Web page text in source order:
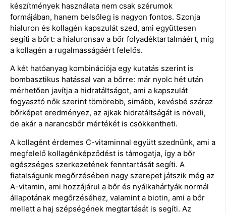
készítmények használata nem csak szérumok
formájában, hanem belsőleg is nagyon fontos. Szonja
hialuron és kollagén kapszulát szed, ami együttesen
segíti a bőrt: a hialuronsav a bőr folyadéktartalmáért, míg
a kollagén a rugalmasságáért felelős.
A két hatóanyag kombinációja egy kutatás szerint is
bombasztikus hatással van a bőrre: már nyolc hét után
mérhetően javítja a hidratáltságot, ami a kapszulát
fogyasztó nők szerint tömörebb, simább, kevésbé száraz
bőrképet eredményez, az ajkak hidratáltságát is növeli,
de akár a narancsbőr mértékét is csökkentheti.
A kollagént érdemes C-vitaminnal együtt szednünk, ami a
megfelelő kollagénképződést is támogatja, így a bőr
egészséges szerkezetének fenntartását segíti. A
fiatalságunk megőrzésében nagy szerepet játszik még az
A-vitamin, ami hozzájárul a bőr és nyálkahártyák normál
állapotának megőrzéséhez, valamint a biotin, ami a bőr
mellett a haj szépségének megtartását is segíti. Az